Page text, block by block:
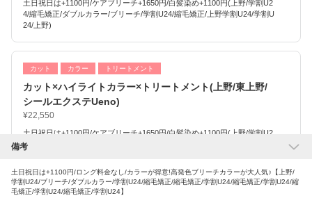
土日祝日は+1100円/ケアブリーチ+1650円/白髪染め+1100円(上野/学割U2
4/縮毛矯正/ダブルカラー/ブリーチ/学割U24/縮毛矯正/上野学割U24/学割U
24/上野)
カット カラー トリートメント
カット×ハイライトカラー×トリートメント(上野/東上野/
シールエクステUeno)
¥22,550
土日祝日は+1100円/ケアブリーチ+1650円/白髪染め+1100円(上野/学割U2
4/縮毛矯正/ダブルカラー/ブリーチ/学割U24/縮毛矯正/上野学割U24/学割U
備考
土日祝日は+1100円/ロング料金なし/カラーが得意!高発色ブリーチカラーが大人気♪【上野/
学割U24/ブリーチ/ダブルカラー/学割U24/縮毛矯正/縮毛矯正/学割U24/縮毛矯正/学割U24/縮
毛矯正/学割U24/縮毛矯正/学割U24】